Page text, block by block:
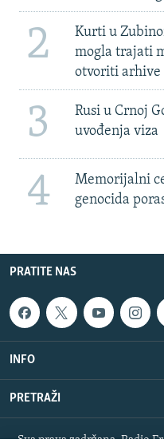
2
Kurti u
mogla trajati
otvoriti arhive
3
Rusi u Crnoj
uvođenja viza
4
Memorijalni
genocida
PRATITE NAS
INFO
PRETRAŽI
Sva prava zadržana. Radio